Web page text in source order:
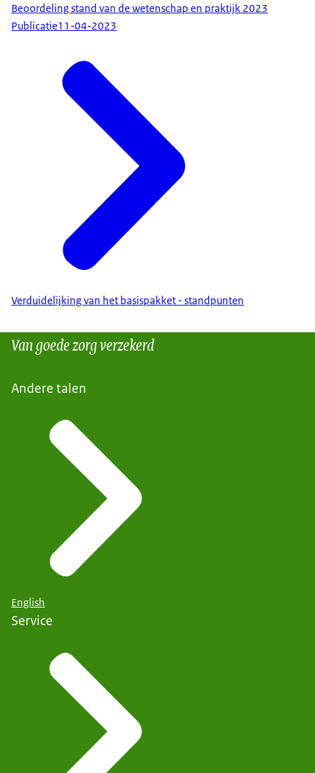
Beoordeling stand van de wetenschap en praktijk 2023
Publicatie11-04-2023
Verduidelijking van het basispakket - standpunten
Van goede zorg verzekerd
Andere talen
English
Service